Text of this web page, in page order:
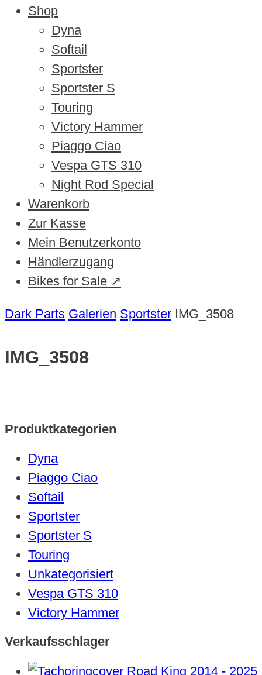
Shop
Dyna
Softail
Sportster
Sportster S
Touring
Victory Hammer
Piaggo Ciao
Vespa GTS 310
Night Rod Special
Warenkorb
Zur Kasse
Mein Benutzerkonto
Händlerzugang
Bikes for Sale ↗
Dark Parts Galerien Sportster IMG_3508
IMG_3508
Produktkategorien
Dyna
Piaggo Ciao
Softail
Sportster
Sportster S
Touring
Unkategorisiert
Vespa GTS 310
Victory Hammer
Verkaufsschlager